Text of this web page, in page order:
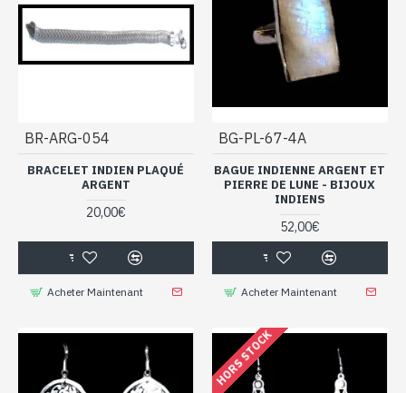
BR-ARG-054
BRACELET INDIEN PLAQUÉ
ARGENT
20,00€
Acheter Maintenant
BG-PL-67-4A
BAGUE INDIENNE ARGENT ET
PIERRE DE LUNE - BIJOUX
INDIENS
52,00€
Acheter Maintenant
HORS STOCK